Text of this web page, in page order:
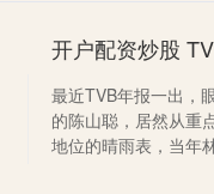
最近TVB年报一出，
的陈山聪，居然从重
地位的晴雨表，当年